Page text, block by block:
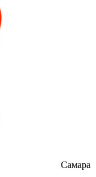
Самара